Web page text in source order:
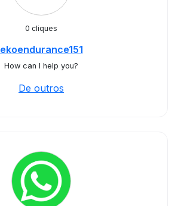
0 cliques
ekoendurance151
How can I help you?
De outros